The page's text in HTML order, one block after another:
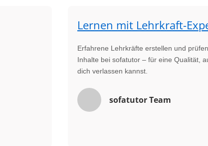
Lernen mit Lehrkraft-
Erfahrene Lehrkräfte erstellen und
Inhalte bei sofatutor – für eine Qualität,
dich verlassen kannst.
sofatutor Team